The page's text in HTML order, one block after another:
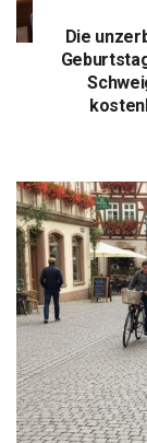
Die